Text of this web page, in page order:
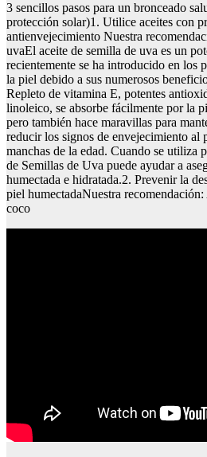
3 sencillos pasos para un bronceado
protección solar)1. Utilice aceites con
antienvejecimiento Nuestra
uvaEl aceite de semilla de uva es un
recientemente se ha introducido en los
la piel debido a sus numerosos
Repleto de vitamina E, potentes
linoleico, se absorbe fácilmente por la
pero también hace maravillas para
reducir los signos de envejecimiento al
manchas de la edad. Cuando se utiliza
de Semillas de Uva puede ayudar a
humectada e hidratada.2. Prevenir la
piel humectadaNuestra
coco